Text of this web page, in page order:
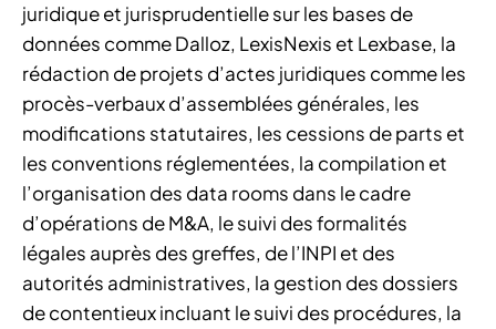
juridique et jurisprudentielle sur les bases de
données comme Dalloz, LexisNexis et Lexbase, la
rédaction de projets d’actes juridiques comme les
procès-verbaux d’assemblées générales, les
modifications statutaires, les cessions de parts et
les conventions réglementées, la compilation et
l’organisation des data rooms dans le cadre
d’opérations de M&A, le suivi des formalités
légales auprès des greffes, de l’INPI et des
autorités administratives, la gestion des dossiers
de contentieux incluant le suivi des procédures, la